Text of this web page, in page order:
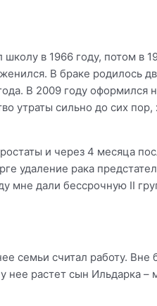
в 1966 году, потом в
В браке родилось
В 2009 году оформился
утраты сильно до сих
и через 4 месяца
удаление рака
мне дали бессрочную II
семьи считал работу. Вне
нее растет сын Ильдарка –